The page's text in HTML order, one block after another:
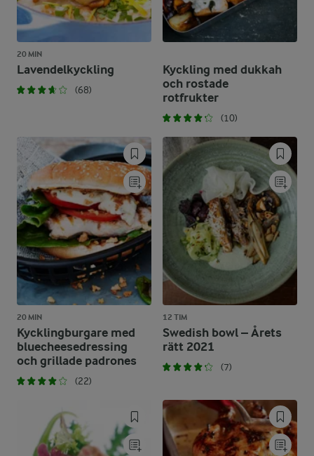
20 MIN
Lavendelkyckling
(68)
Kyckling med dukkah
och rostade
rotfrukter
(10)
20 MIN
Kycklingburgare med
bluecheesedressing
och grillade padrones
(22)
12 TIM
Swedish bowl – Årets
rätt 2021
(7)